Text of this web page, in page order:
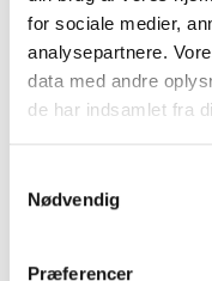
for sociale medier,
analysepartnere.
data med andre
de har indsamlet fra
Nødvendig
Præferencer
hvad der passer
Naturhvid / Varm
Forsiden af
passepartout,